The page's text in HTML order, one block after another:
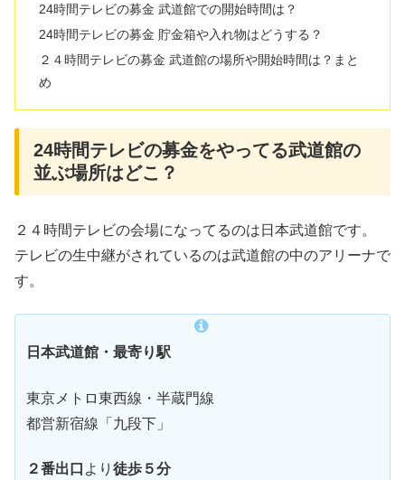
24時間テレビの募金 武道館での開始時間は？
24時間テレビの募金 貯金箱や入れ物はどうする？
２４時間テレビの募金 武道館の場所や開始時間は？まと
め
24時間テレビの募金をやってる武道館の
並ぶ場所はどこ？
２４時間テレビの会場になってるのは日本武道館です。
テレビの生中継がされているのは武道館の中のアリーナで
す。
日本武道館・最寄り駅
東京メトロ東西線・半蔵門線
都営新宿線「九段下」
２番出口 より 徒歩５分